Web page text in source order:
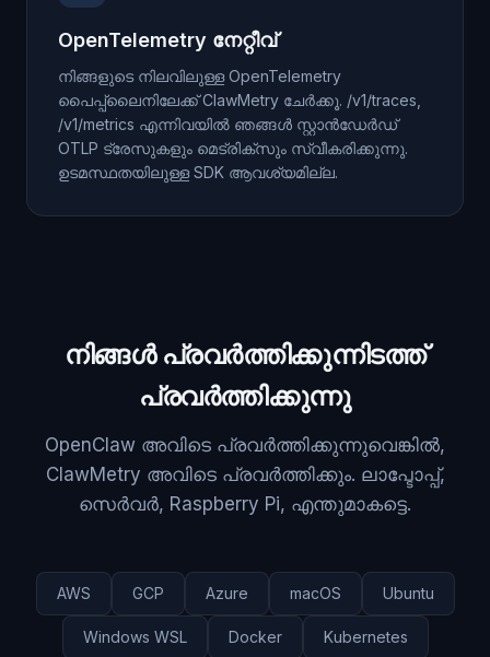
OpenTelemetry നേറ്റീവ്
നിങ്ങളുടെ നിലവിലുള്ള OpenTelemetry
പൈപ്പ്‌ലൈനിലേക്ക് ClawMetry ചേർക്കൂ. /v1/traces,
/v1/metrics എന്നിവയിൽ ഞങ്ങൾ സ്റ്റാൻഡേർഡ്
OTLP ട്രേസുകളും മെട്രിക്സും സ്വീകരിക്കുന്നു.
ഉടമസ്ഥതയിലുള്ള SDK ആവശ്യമില്ല.
നിങ്ങൾ പ്രവർത്തിക്കുന്നിടത്ത്
പ്രവർത്തിക്കുന്നു
OpenClaw അവിടെ പ്രവർത്തിക്കുന്നുവെങ്കിൽ,
ClawMetry അവിടെ പ്രവർത്തിക്കും. ലാപ്ടോപ്പ്,
സെർവർ, Raspberry Pi, എന്തുമാകട്ടെ.
AWS GCP Azure macOS Ubuntu
Windows WSL Docker Kubernetes